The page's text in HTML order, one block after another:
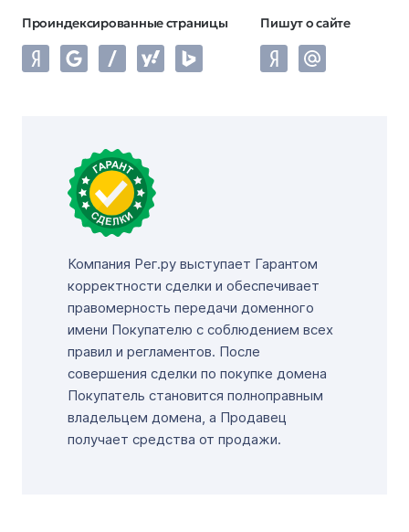
Проиндексированные страницы Пишут о сайте
Компания Рег.ру выступает Гарантом
корректности сделки и обеспечивает
правомерность передачи доменного
имени Покупателю с соблюдением всех
правил и регламентов. После
совершения сделки по покупке домена
Покупатель становится полноправным
владельцем домена, а Продавец
получает средства от продажи.